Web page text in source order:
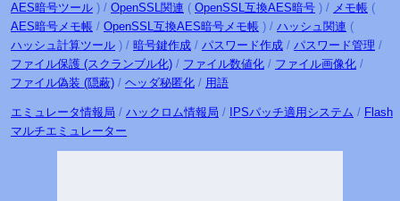
AES暗号ツール ) / OpenSSL関連 ( OpenSSL互換AES暗号 ) / メモ帳 (
AES暗号メモ帳 / OpenSSL互換AES暗号メモ帳 ) / ハッシュ関連 (
ハッシュ計算ツール ) / 暗号鍵作成 / パスワード作成 / パスワード管理 /
ファイル保護 (スクランブル化) / ファイル数値化 / ファイル画像化 /
ファイル偽装 (隠蔽) / ヘッダ秘匿化 / 用語
エミュレータ情報局 / ハックロム情報局 / IPSパッチ適用 システム / Flash
マルチエミュレーター